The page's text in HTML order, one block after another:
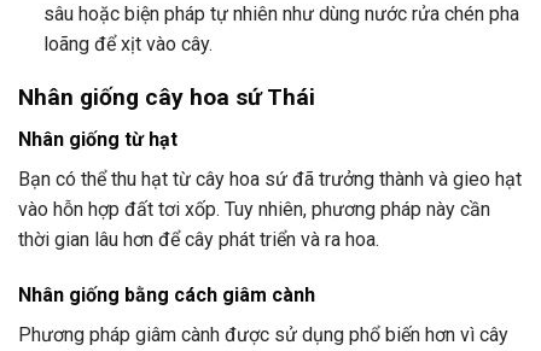
sâu hoặc biện pháp tự nhiên như dùng nước rửa chén pha
loãng để xịt vào cây.
Nhân giống cây hoa sứ Thái
Nhân giống từ hạt
Bạn có thể thu hạt từ cây hoa sứ đã trưởng thành và gieo hạt
vào hỗn hợp đất tơi xốp. Tuy nhiên, phương pháp này cần
thời gian lâu hơn để cây phát triển và ra hoa.
Nhân giống bằng cách giâm cành
Phương pháp giâm cành được sử dụng phổ biến hơn vì cây